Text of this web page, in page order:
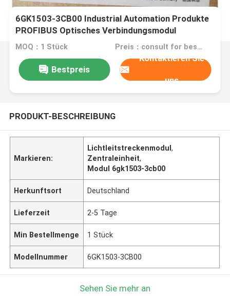
6GK1503-3CB00 Industrial Automation Produkte
PROFIBUS Optisches Verbindungsmodul
MOQ：1 Stück Preis：consult for best discount
Bestpreis
Kontaktieren Sie
uns
PRODUKT-BESCHREIBUNG
Markieren:
Lichtleitstreckenmodul,
Zentraleinheit,
Modul 6gk1503-3cb00
Herkunftsort Deutschland
Lieferzeit 2-5 Tage
Min Bestellmenge 1 Stück
Modellnummer 6GK1503-3CB00
Sehen Sie mehr an